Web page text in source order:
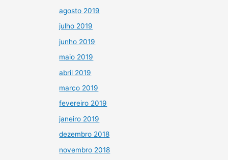
agosto 2019
julho 2019
junho 2019
maio 2019
abril 2019
março 2019
fevereiro 2019
janeiro 2019
dezembro 2018
novembro 2018